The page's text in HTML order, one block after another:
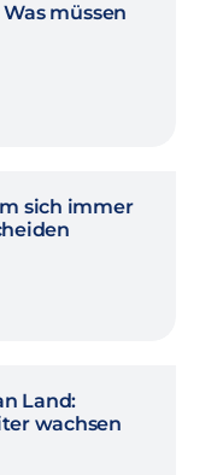
müssen
sich immer
Land:
wachsen